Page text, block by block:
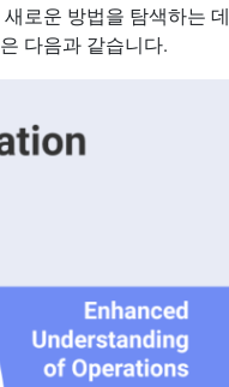
로운 방법을 탐색하는 데
다음과 같습니다.